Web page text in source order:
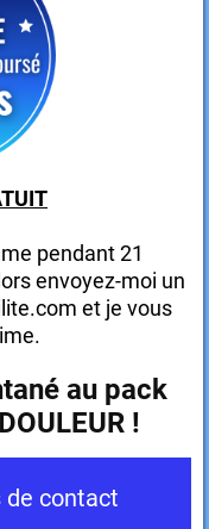
pendant 21
envoyez-moi un
et je vous
au pack
!
contact